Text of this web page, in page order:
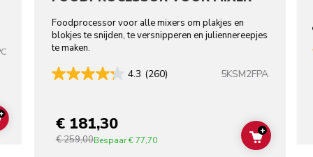
ADD TO CART
Foodprocessor voor alle mixers om plakjes en
blokjes te snijden, te versnipperen en juliennereepjes
te maken.
4.3 (260) 5KSM2FPA
€ 181,30
€ 259,00Bespaar€ 77,70 ADD TO
+